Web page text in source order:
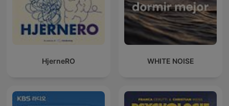
HjerneRO WHITE NOISE